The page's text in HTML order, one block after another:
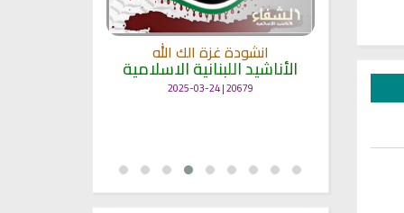
انشودة غزة الك الله
الأناشيد اللبنانية الاسلامية
20679 | 2025-03-24